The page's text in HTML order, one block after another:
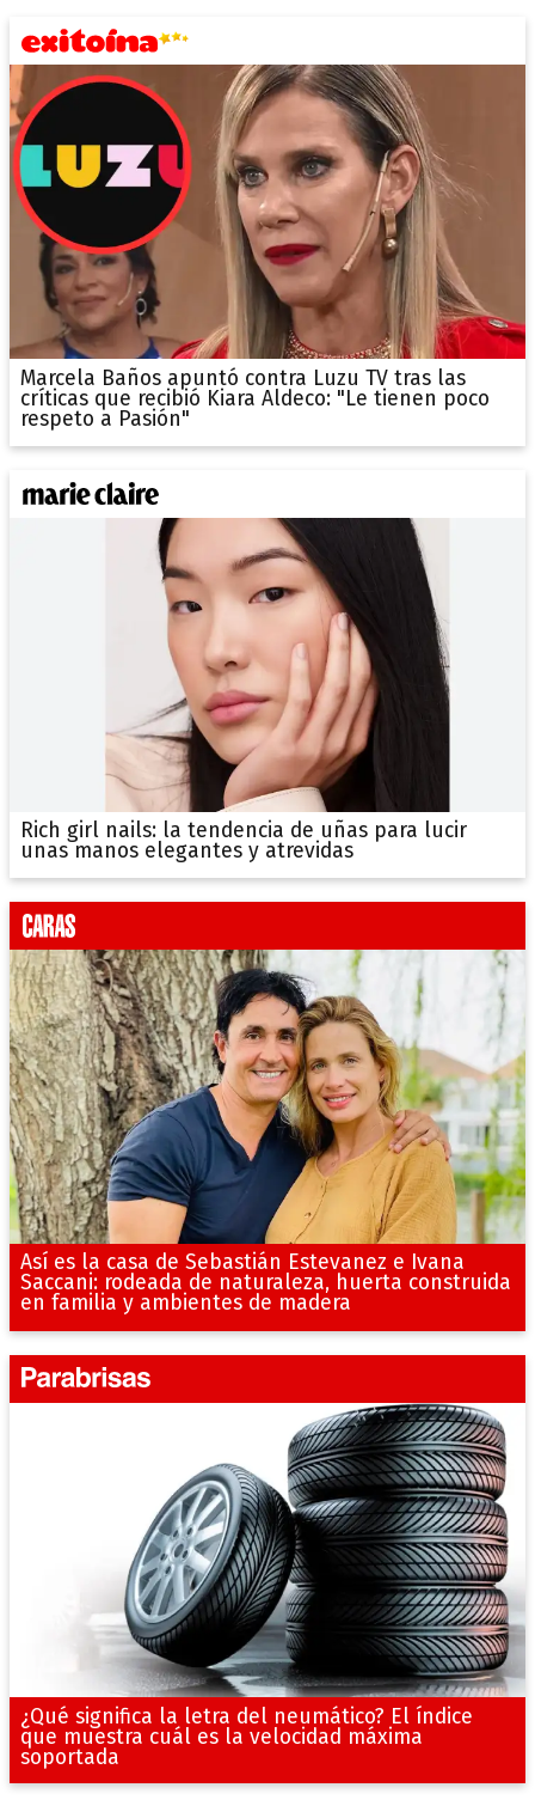
Marcela Baños apuntó contra Luzu TV tras las
críticas que recibió Kiara Aldeco: "Le tienen poco
respeto a Pasión"
Rich girl nails: la tendencia de uñas para lucir
unas manos elegantes y atrevidas
Así es la casa de Sebastián Estevanez e Ivana
Saccani: rodeada de naturaleza, huerta construida
en familia y ambientes de madera
¿Qué significa la letra del neumático? El índice
que muestra cuál es la velocidad máxima
soportada